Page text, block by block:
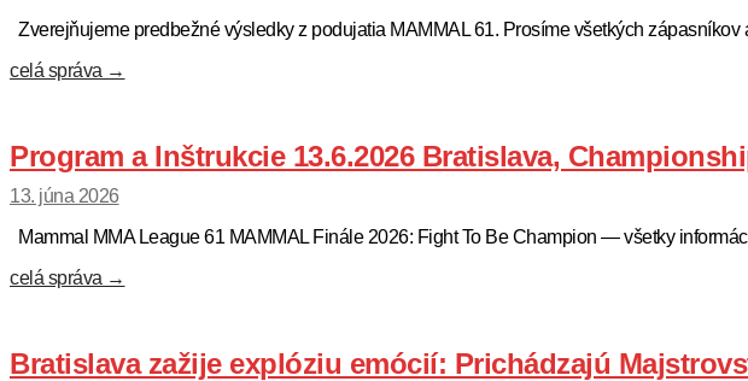
Zverejňujeme predbežné výsledky z podujatia MAMMAL 61. Prosíme všetkých
celá správa →
Program a Inštrukcie 13.6.2026 Bratislava,
13. júna 2026
Mammal MMA League 61 MAMMAL Finále 2026: Fight To Be Champion — všetky
celá správa →
Bratislava zažije explóziu emócií: Prichádzajú